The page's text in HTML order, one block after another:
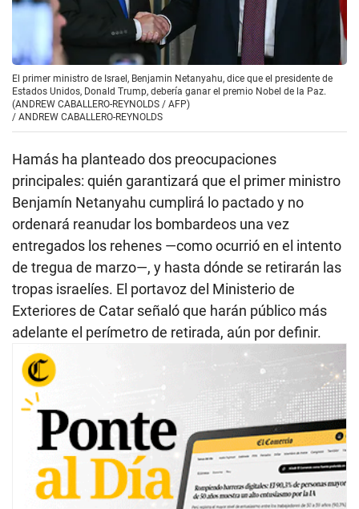
El primer ministro de Israel, Benjamin Netanyahu, dice que el presidente de
Estados Unidos, Donald Trump, debería ganar el premio Nobel de la Paz.
(ANDREW CABALLERO-REYNOLDS / AFP)
/ ANDREW CABALLERO-REYNOLDS
Hamás ha planteado dos preocupaciones
principales: quién garantizará que el primer ministro
Benjamín Netanyahu cumplirá lo pactado y no
ordenará reanudar los bombardeos una vez
entregados los rehenes —como ocurrió en el intento
de tregua de marzo—, y hasta dónde se retirarán las
tropas israelíes. El portavoz del Ministerio de
Exteriores de Catar señaló que harán público más
adelante el perímetro de retirada, aún por definir.